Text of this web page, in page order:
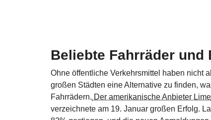
Beliebte Fahrräder und
Ohne öffentliche Verkehrsmittel haben nicht
großen Städten eine Alternative zu finden,
Fahrrädern. Der amerikanische Anbieter Lime
verzeichnete am 19. Januar großen Erfolg.